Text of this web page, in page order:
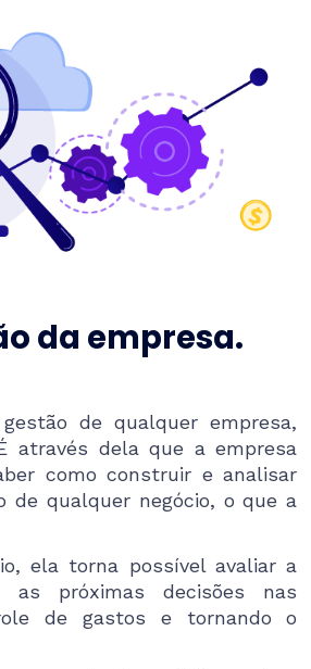
da empresa.
de qualquer empresa,
através dela que a empresa
como construir e analisar
de qualquer negócio, o que a
ela torna possível avaliar a
as próximas decisões nas
de gastos e tornando o